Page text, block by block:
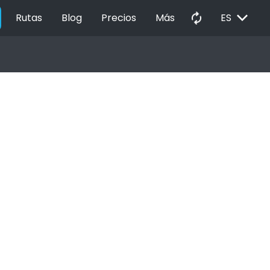
Rutas Blog Precios Más autorenew ES EXPAND_MORE